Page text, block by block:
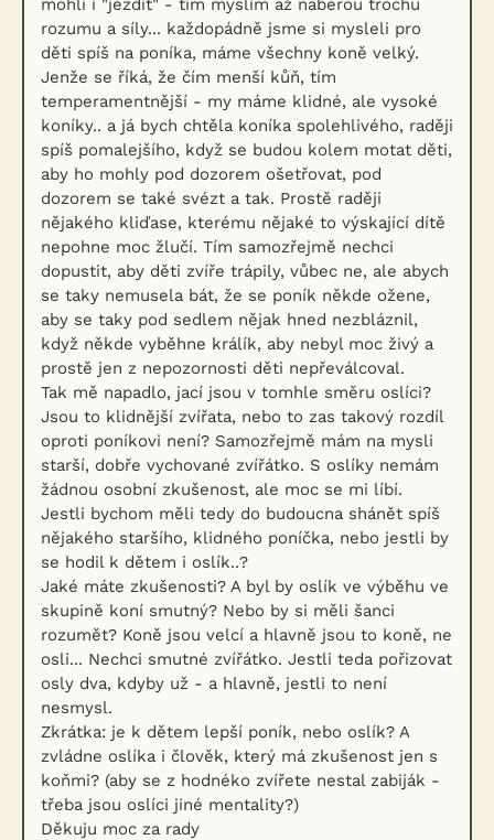
mohli i "jezdit" - tím myslím až naberou trochu
rozumu a síly... každopádně jsme si mysleli pro
děti spíš na poníka, máme všechny koně velký.
Jenže se říká, že čím menší kůň, tím
temperamentnější - my máme klidné, ale vysoké
koníky.. a já bych chtěla koníka spolehlivého, raději
spíš pomalejšího, když se budou kolem motat děti,
aby ho mohly pod dozorem ošetřovat, pod
dozorem se také svézt a tak. Prostě raději
nějakého kliďase, kterému nějaké to výskající dítě
nepohne moc žlučí. Tím samozřejmě nechci
dopustit, aby děti zvíře trápily, vůbec ne, ale abych
se taky nemusela bát, že se poník někde ožene,
aby se taky pod sedlem nějak hned nezbláznil,
když někde vyběhne králík, aby nebyl moc živý a
prostě jen z nepozornosti děti nepřeválcoval.
Tak mě napadlo, jací jsou v tomhle směru oslíci?
Jsou to klidnější zvířata, nebo to zas takový rozdíl
oproti poníkovi není? Samozřejmě mám na mysli
starší, dobře vychované zvířátko. S oslíky nemám
žádnou osobní zkušenost, ale moc se mi líbí.
Jestli bychom měli tedy do budoucna shánět spíš
nějakého staršího, klidného poníčka, nebo jestli by
se hodil k dětem i oslík..?
Jaké máte zkušenosti? A byl by oslík ve výběhu ve
skupině koní smutný? Nebo by si měli šanci
rozumět? Koně jsou velcí a hlavně jsou to koně, ne
osli... Nechci smutné zvířátko. Jestli teda pořizovat
osly dva, kdyby už - a hlavně, jestli to není
nesmysl.
Zkrátka: je k dětem lepší poník, nebo oslík? A
zvládne oslíka i člověk, který má zkušenost jen s
koňmi? (aby se z hodnéko zvířete nestal zabiják -
třeba jsou oslíci jiné mentality?)
Děkuju moc za rady